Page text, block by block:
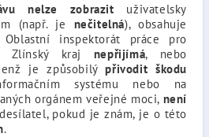
nelze zobrazit uživatelsky
(např. je nečitelná), obsahuje
inspektorát práce pro
Zlínský kraj nepřijímá, nebo
jenž je způsobilýpřivodit škodu
systému nebo na
orgánem veřejné moci, není
pokud je znám, je o této
.